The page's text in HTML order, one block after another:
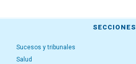
SECCIONES
Sucesos y tribunales
Salud